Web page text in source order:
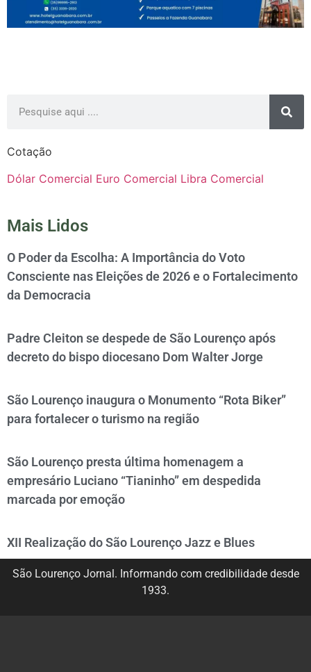
Cotação
Dólar Comercial Euro Comercial Libra Comercial
Mais Lidos
O Poder da Escolha: A Importância do Voto
Consciente nas Eleições de 2026 e o Fortalecimento
da Democracia
Padre Cleiton se despede de São Lourenço após
decreto do bispo diocesano Dom Walter Jorge
São Lourenço inaugura o Monumento “Rota Biker”
para fortalecer o turismo na região
São Lourenço presta última homenagem a
empresário Luciano “Tianinho” em despedida
marcada por emoção
XII Realização do São Lourenço Jazz e Blues
São Lourenço Jornal. Informando com credibilidade desde
1933.